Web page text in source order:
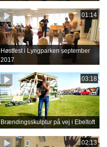
01:14
Høstfest i Lyngparken september
2017
03:18
Brændingsskulptur på vej i Ebeltoft
02:13